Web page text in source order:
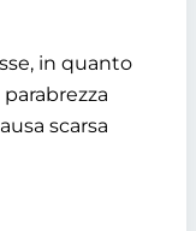
in quanto
scarsa